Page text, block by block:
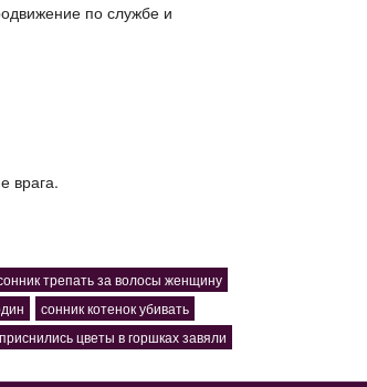
по службе и
врага.
трепать за волосы женщину
сонник котенок убивать
приснились цветы в горшках завяли